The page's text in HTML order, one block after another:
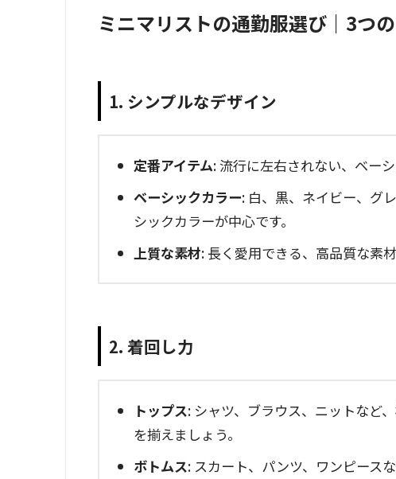
ミニマリストの通勤服選び｜3つ
1. シンプルなデザイン
定番アイテム: 流行に左右されない、ベー
ベーシックカラー: 白、黒、ネイビー、グ
シックカラーが中心です。
上質な素材: 長く愛用できる、高品質な素
2. 着回し力
トップス: シャツ、ブラウス、ニットなど
を揃えましょう。
ボトムス: スカート、パンツ、ワンピース